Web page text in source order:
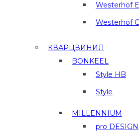
Westerhof
Westerhof
КВАРЦВИНИЛ
BONKEEL
Style HB
Style
MILLENNIUM
pro DESIGN